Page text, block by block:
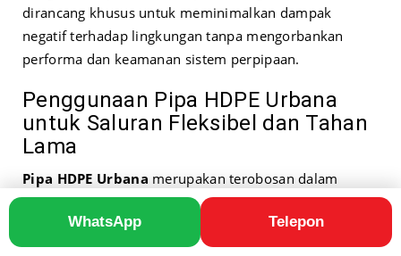
dirancang khusus untuk meminimalkan dampak
negatif terhadap lingkungan tanpa mengorbankan
performa dan keamanan sistem perpipaan.
Penggunaan Pipa HDPE Urbana
untuk Saluran Fleksibel dan Tahan
Lama
Pipa HDPE Urbana merupakan terobosan dalam
industri pipa dengan fokus pada keberlanjutan. Dikenal
ketahanan dan fleksibilitasnya
, pipa ini cocok
untuk aplikasi yang membutuhkan solusi tahan lama
WhatsApp Telepon